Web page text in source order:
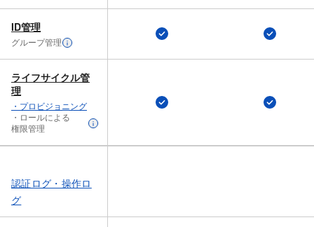
ID管理
グループ管理
ライフサイクル管
理
・プロビジョニング
・ロールに​よる​
権限管理
認証ログ・操作ロ
グ